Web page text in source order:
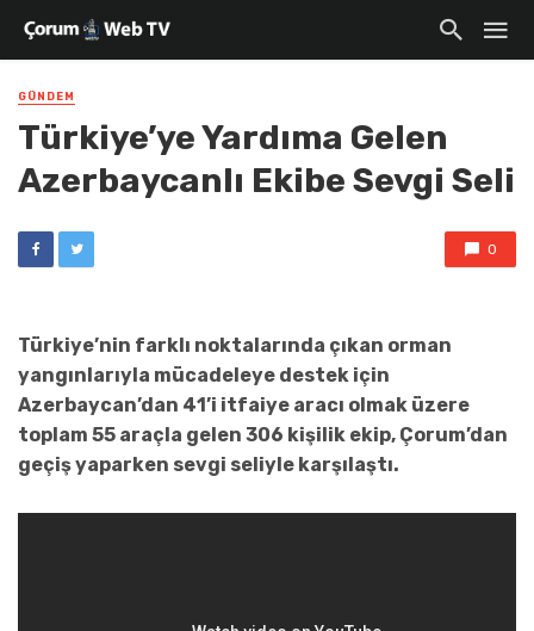
GÜNDEM
Türkiye’ye Yardıma Gelen
Azerbaycanlı Ekibe Sevgi Seli
0
Türkiye’nin farklı noktalarında çıkan orman
yangınlarıyla mücadeleye destek için
Azerbaycan’dan 41’i itfaiye aracı olmak üzere
toplam 55 araçla gelen 306 kişilik ekip, Çorum’dan
geçiş yaparken sevgi seliyle karşılaştı.